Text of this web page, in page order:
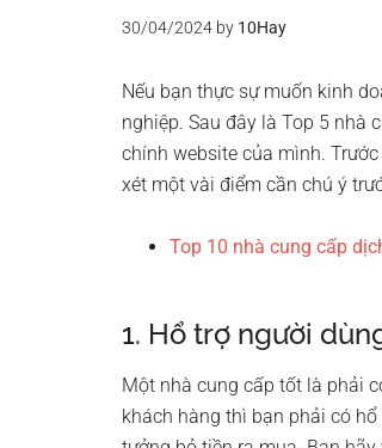
30/04/2024 by 10Hay
Nếu bạn thực sự muốn kinh
nghiệp. Sau đây là Top 5 nhà
chính website của mình.
xét một vài điểm cần chú ý
Top 10 nhà cung cấp
1. Hổ trợ người
Một nhà cung cấp tốt là phải
khách hàng thì bạn phải có